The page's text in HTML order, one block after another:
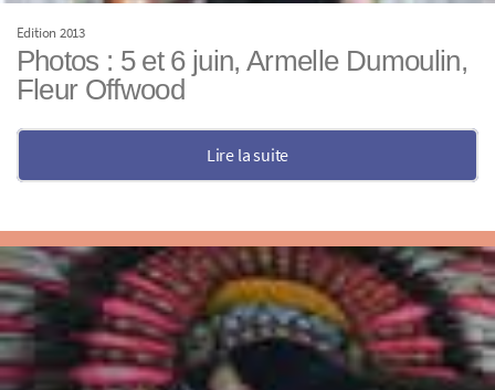
Edition 2013
Photos : 5 et 6 juin, Armelle Dumoulin,
Fleur Offwood
Lire la suite